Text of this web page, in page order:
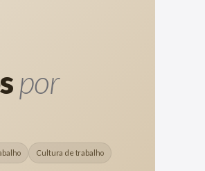
por
Cultura de trabalho